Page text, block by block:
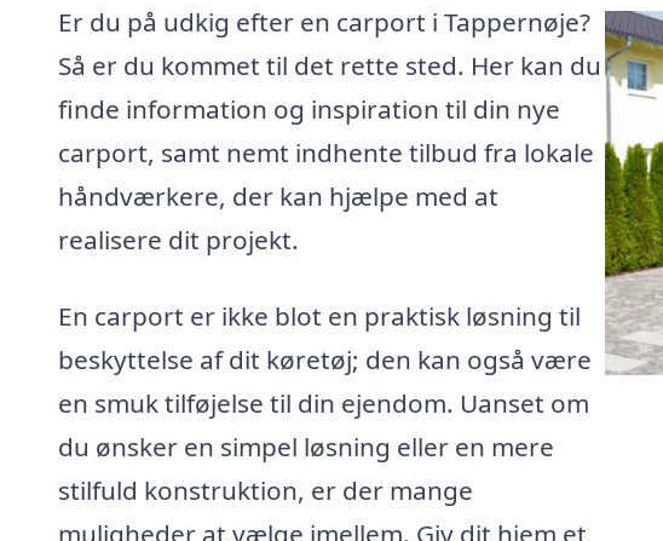
Er du på udkig efter en carport i Tappernøje?
Så er du kommet til det rette sted. Her kan du
finde information og inspiration til din nye
carport, samt nemt indhente tilbud fra lokale
håndværkere, der kan hjælpe med at
realisere dit projekt.
En carport er ikke blot en praktisk løsning til
beskyttelse af dit køretøj; den kan også være
en smuk tilføjelse til din ejendom. Uanset om
du ønsker en simpel løsning eller en mere
stilfuld konstruktion, er der mange